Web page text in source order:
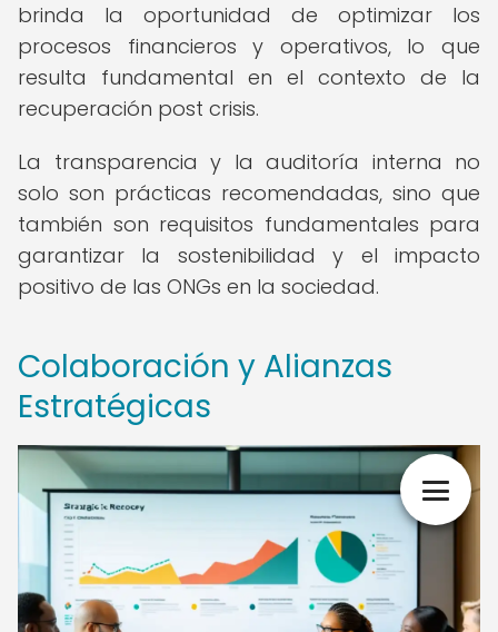
brinda la oportunidad de optimizar los
procesos financieros y operativos, lo que
resulta fundamental en el contexto de la
recuperación post crisis.
La transparencia y la auditoría interna no
solo son prácticas recomendadas, sino que
también son requisitos fundamentales para
garantizar la sostenibilidad y el impacto
positivo de las ONGs en la sociedad.
Colaboración y Alianzas
Estratégicas